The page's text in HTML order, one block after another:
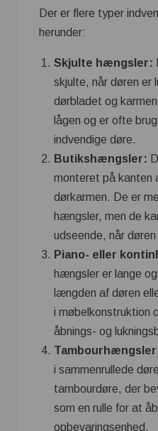
Der er flere typer
herunder:
Skjulte hængsler:
skjulte, når døren er
dørbladet og
lågen og er ofte
indvendige døre.
Butikshængsler:
monteret på kanten
dørkarmen. De er
hængsler, men de
udseende, når
Piano- eller
hængsler er lange
længden af døren
i møbelkonstruktion
åbnings- og
i sammenrullede
tambourdøre, der
som en rulle for at
opbevaringsenhed.